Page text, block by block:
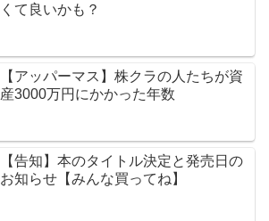
くて良いかも？
【アッパーマス】株クラの人たちが資
産3000万円にかかった年数
【告知】本のタイトル決定と発売日の
お知らせ【みんな買ってね】